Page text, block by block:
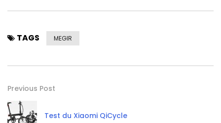
TAGS MEGIR
Previous Post
Test du Xiaomi QiCycle